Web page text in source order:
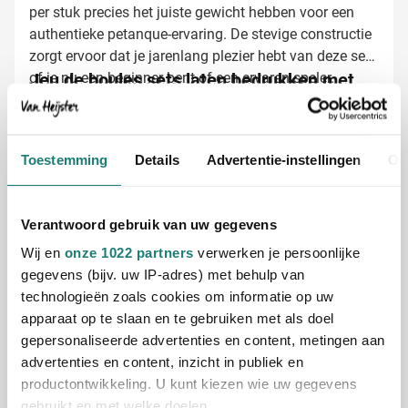
Toestemming Details Advertentie-instellingen
Verantwoord gebruik van uw gegevens
Wij en onze 1022 partners verwerken je persoonlijke
gegevens (bijv. uw IP-adres) met behulp van
technologieën zoals cookies om informatie op uw
apparaat op te slaan en te gebruiken met als doel
gepersonaliseerde advertenties en content, metingen aan
advertenties en content, inzicht in publiek en
productontwikkeling. U kunt kiezen wie uw gegevens
per stuk precies het juiste gewicht hebben voor een
authentieke petanque-ervaring. De stevige constructie
zorgt ervoor dat je jarenlang plezier hebt van deze set,
of je nu een beginner bent of een ervaren speler.
Jeu de boules sets laten bedrukken met
jouw logo
petanque set om tot een persoonlijk relatiegeschenk.
We bieden diverse bedrukkingsmogelijkheden:
Met een pakkende bedrijfsslogan of tekst
Full color bedrukking voor maximale impact
Door het polyester tasje te laten bedrukken, zorgen we
ervoor dat jouw merk opvalt tijdens elke
buitenactiviteit of bedrijfsevenement.
Gratis digitaal voorbeeld van je bedrukte
petanque set
Benieuwd hoe jouw logo eruitziet op deze sportieve jeu
de boules set? Vraag vrijblijvend een digitaal